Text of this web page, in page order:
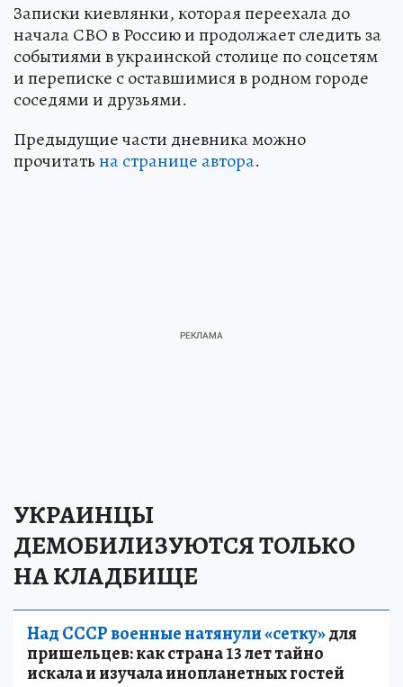
Записки киевлянки, которая переехала до
начала СВО в Россию и продолжает следить за
событиями в украинской столице по соцсетям
и переписке с оставшимися в родном городе
соседями и друзьями.
Предыдущие части дневника можно
прочитатьна странице автора.
УКРАИНЦЫ
ДЕМОБИЛИЗУЮТСЯ ТОЛЬКО
НА КЛАДБИЩЕ
Над СССР военные натянули «сетку»для
пришельцев: как страна 13 лет тайно
искала и изучала инопланетных гостей